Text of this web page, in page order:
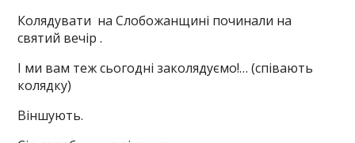
Колядувати на Слобожанщині починали на
святий вечір .
І ми вам теж сьогодні заколядуємо!… (співають
колядку)
Віншують.